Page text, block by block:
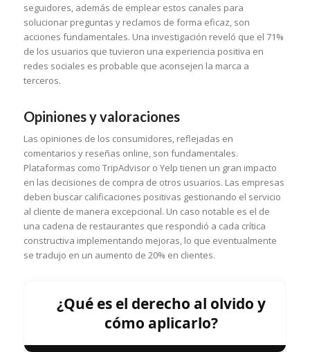
seguidores, además de emplear estos canales para
solucionar preguntas y reclamos de forma eficaz, son
acciones fundamentales. Una investigación reveló que el 71%
de los usuarios que tuvieron una experiencia positiva en
redes sociales es probable que aconsejen la marca a
terceros.
Opiniones y valoraciones
Las opiniones de los consumidores, reflejadas en
comentarios y reseñas online, son fundamentales.
Plataformas como TripAdvisor o Yelp tienen un gran impacto
en las decisiones de compra de otros usuarios. Las empresas
deben buscar calificaciones positivas gestionando el servicio
al cliente de manera excepcional. Un caso notable es el de
una cadena de restaurantes que respondió a cada crítica
constructiva implementando mejoras, lo que eventualmente
se tradujo en un aumento de 20% en clientes.
¿Qué es el derecho al olvido y
cómo aplicarlo?